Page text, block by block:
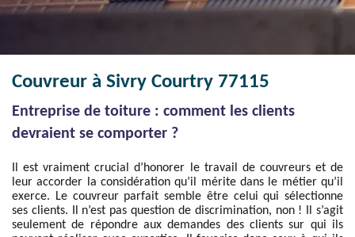
Couvreur à Sivry Courtry 77115
Entreprise de toiture : comment les clients
devraient se comporter ?
Il est vraiment crucial d’honorer le travail de couvreurs et de
leur accorder la considération qu’il mérite dans le métier qu’il
exerce. Le couvreur parfait semble être celui qui sélectionne
ses clients. Il n’est pas question de discrimination, non ! Il s’agit
seulement de répondre aux demandes des clients sur qui ils